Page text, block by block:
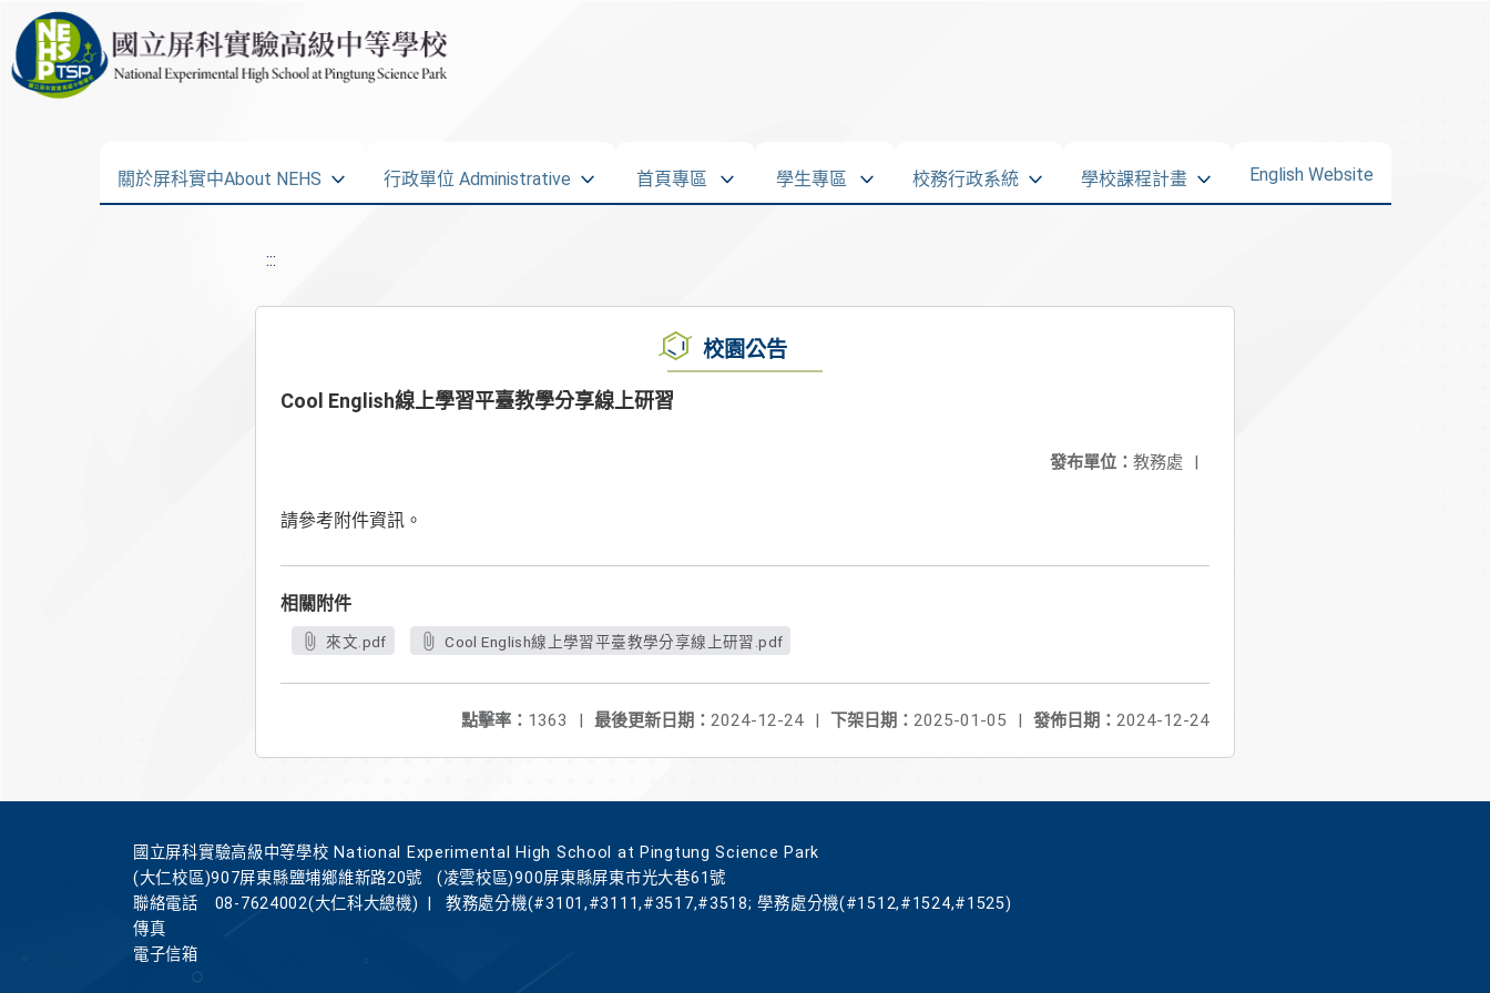
關於屏科實中About NEHS 行政單位 Administrative 首頁專區 學生專區 校務行政系統 學校課程計畫 English Website
:::
校園公告
Cool English線上學習平臺教學分享線上研習
發布單位： 教務處 |
請參考附件資訊。
相關附件
來文.pdf Cool English線上學習平臺教學分享線上研習.pdf
發佈日期： 2024-12-24
下架日期： 2025-01-05 |
最後更新日期： 2024-12-24 |
點擊率： 1363 |
國立屏科實驗高級中等學校 National Experimental High School at Pingtung Science Park
(大仁校區)907屏東縣鹽埔鄉維新路20號
(凌雲校區)900屏東縣屏東市光大巷61號
聯絡電話
08-7624002(大仁科大總機)
教務處分機(#3101,#3111,#3517,#3518; 學務處分機(#1512,#1524,#1525)
傳真
電子信箱